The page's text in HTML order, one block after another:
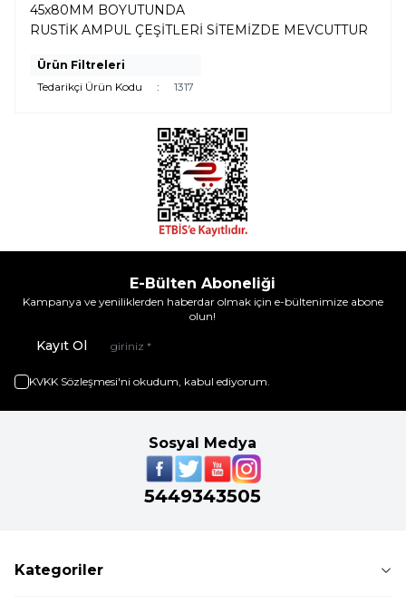
45x80MM BOYUTUNDA
RUSTİK AMPUL ÇEŞİTLERİ SİTEMİZDE MEVCUTTUR
Ürün Filtreleri
Tedarikçi Ürün Kodu
: 1317
E-Bülten Aboneliği
Kampanya ve yeniliklerden haberdar olmak için e-bültenimize abone
olun!
Kayıt Ol
KVKK Sözleşmesi'ni okudum, kabul ediyorum.
Sosyal Medya
5449343505
Kategoriler